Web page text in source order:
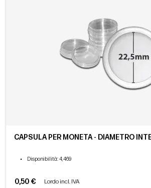
CAPSULA PER MONETA - DIAMETRO
• Disponibilità: 4,469
0,50 € Lordo incl. IVA